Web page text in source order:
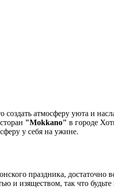
атмосферу уюта и
"Mokkano" в городе
у себя на ужине.
праздника, достаточно
и изяществом, так что